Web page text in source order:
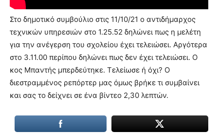
you
the
meaning
of
pain.
pornhun
porn
Στο δημοτικό συμβούλιο στις 11/10/21 ο αντιδήμαρχος
τεχνικών υπηρεσιών στο 1.25.52 δηλώνει πως η μελέτη
για την ανέγερση του σχολείου έχει τελειώσει. Αργότερα
στο 3.11.00 περίπου δηλώνει πως δεν έχει τελειώσει. Ο
κος Μπαντής μπερδεύτηκε. Τελείωσε ή όχι? Ο
διεστραμμένος ρεπόρτερ μας όμως βρήκε τι συμβαίνει
και σας το δείχνει σε ένα βίντεο 2,30 λεπτών.